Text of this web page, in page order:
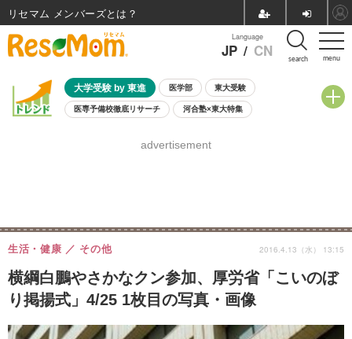
menu
Language
JP / CN search
大学受験 by 東進 医学部 東大受験
医専予備校徹底リサーチ 河合塾×東大特集
8月開催学校説明会・相談会
advertisement
横綱白鵬やさかなクン参加、厚労省「こいのぼ
り掲揚式」4/25 1枚目の写真・画像
生活・健康 その他 2016.4.13（水） 13:15
リセマム メンバーズ